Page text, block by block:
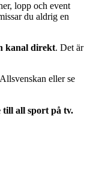
lopp och event
du aldrig en
kanal direkt. Det är
eller se
till all sport på tv.